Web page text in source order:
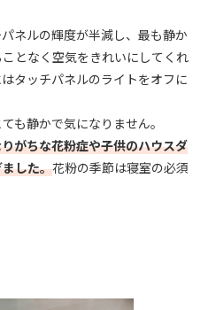
ネルの輝度が半減し、最も静か
となく空気をきれいにしてくれ
タッチパネルのライトをオフに
も静かで気になりません。
がちな花粉症や子供のハウスダ
した。花粉の季節は寝室の必須